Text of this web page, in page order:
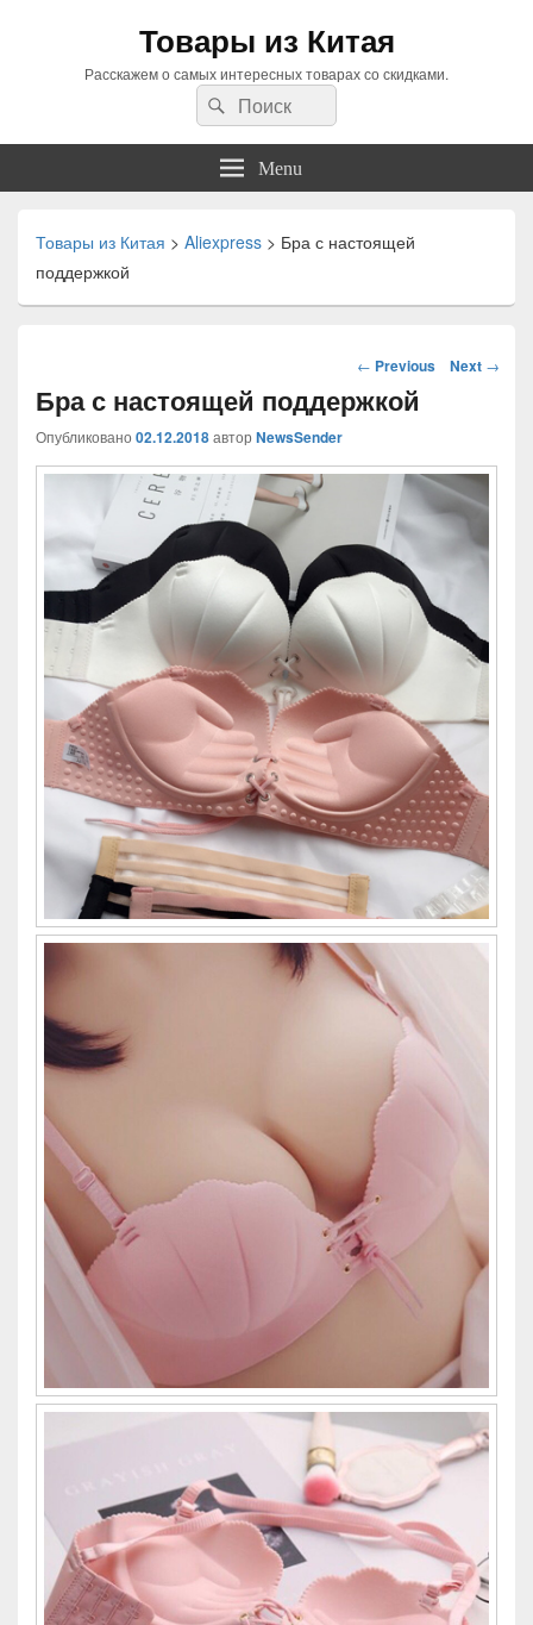
Товары из Китая
Расскажем о самых интересных товарах со скидками.
Search
for:
Search
Menu
Товары из Китая > Aliexpress > Бра с настоящей
поддержкой
Навигация
статьям
← Previous Next →
Бра с настоящей поддержкой
Опубликовано 02.12.2018автор NewsSender